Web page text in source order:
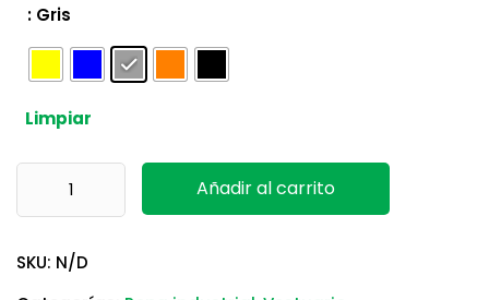
: Gris
Limpiar
Gorra B028 Doble LED Portwest cantidad
Añadir al carrito
SKU: N/D